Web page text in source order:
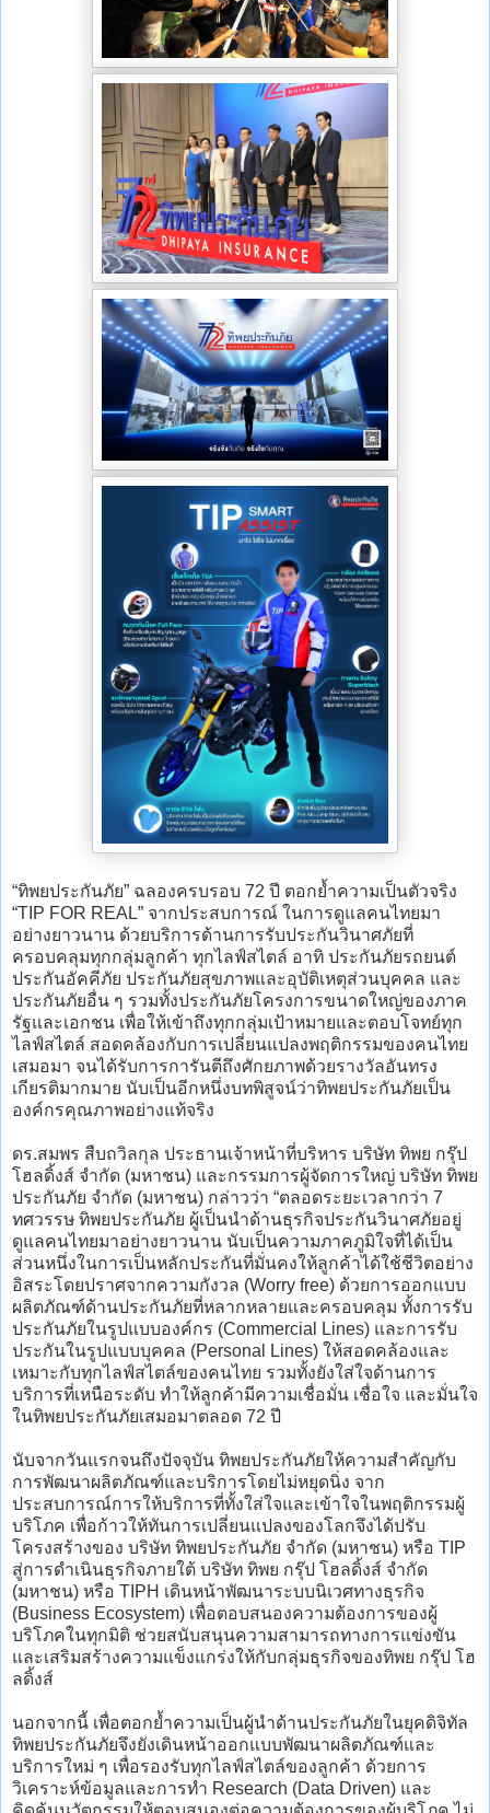
“ทิพยประกันภัย” ฉลองครบรอบ 72 ปี ตอกย้ำความเป็นตัวจริง
“TIP FOR REAL” จากประสบการณ์ ในการดูแลคนไทยมา
อย่างยาวนาน ด้วยบริการด้านการรับประกันวินาศภัยที่
ครอบคลุมทุกกลุ่มลูกค้า ทุกไลฟ์สไตล์ อาทิ ประกันภัยรถยนต์
ประกันอัคคีภัย ประกันภัยสุขภาพและอุบัติเหตุส่วนบุคคล และ
ประกันภัยอื่น ๆ รวมทั้งประกันภัยโครงการขนาดใหญ่ของภาค
รัฐและเอกชน เพื่อให้เข้าถึงทุกกลุ่มเป้าหมายและตอบโจทย์ทุก
ไลฟ์สไตล์ สอดคล้องกับการเปลี่ยนแปลงพฤติกรรมของคนไทย
เสมอมา จนได้รับการการันตีถึงศักยภาพด้วยรางวัลอันทรง
เกียรติมากมาย นับเป็นอีกหนึ่งบทพิสูจน์ว่าทิพยประกันภัยเป็น
องค์กรคุณภาพอย่างแท้จริง
ดร.สมพร สืบถวิลกุล ประธานเจ้าหน้าที่บริหาร บริษัท ทิพย กรุ๊ป
โฮลดิ้งส์ จำกัด (มหาชน) และกรรมการผู้จัดการใหญ่ บริษัท ทิพย
ประกันภัย จำกัด (มหาชน) กล่าวว่า “ตลอดระยะเวลากว่า 7
ทศวรรษ ทิพยประกันภัย ผู้เป็นนำด้านธุรกิจประกันวินาศภัยอยู่
ดูแลคนไทยมาอย่างยาวนาน นับเป็นความภาคภูมิใจที่ได้เป็น
ส่วนหนึ่งในการเป็นหลักประกันที่มั่นคงให้ลูกค้าได้ใช้ชีวิตอย่าง
อิสระโดยปราศจากความกังวล (Worry free) ด้วยการออกแบบ
ผลิตภัณฑ์ด้านประกันภัยที่หลากหลายและครอบคลุม ทั้งการรับ
ประกันภัยในรูปแบบองค์กร (Commercial Lines) และการรับ
ประกันในรูปแบบบุคคล (Personal Lines) ให้สอดคล้องและ
เหมาะกับทุกไลฟ์สไตล์ของคนไทย รวมทั้งยังใส่ใจด้านการ
บริการที่เหนือระดับ ทำให้ลูกค้ามีความเชื่อมั่น เชื่อใจ และมั่นใจ
ในทิพยประกันภัยเสมอมาตลอด 72 ปี
นับจากวันแรกจนถึงปัจจุบัน ทิพยประกันภัยให้ความสำคัญกับ
การพัฒนาผลิตภัณฑ์และบริการโดยไม่หยุดนิ่ง จาก
ประสบการณ์การให้บริการที่ทั้งใส่ใจและเข้าใจในพฤติกรรมผู้
บริโภค เพื่อก้าวให้ทันการเปลี่ยนแปลงของโลกจึงได้ปรับ
โครงสร้างของ บริษัท ทิพยประกันภัย จำกัด (มหาชน) หรือ TIP
สู่การดำเนินธุรกิจภายใต้ บริษัท ทิพย กรุ๊ป โฮลดิ้งส์ จำกัด
(มหาชน) หรือ TIPH เดินหน้าพัฒนาระบบนิเวศทางธุรกิจ
(Business Ecosystem) เพื่อตอบสนองความต้องการของผู้
บริโภคในทุกมิติ ช่วยสนับสนุนความสามารถทางการแข่งขัน
และเสริมสร้างความแข็งแกร่งให้กับกลุ่มธุรกิจของทิพย กรุ๊ป โฮ
ลดิ้งส์
นอกจากนี้ เพื่อตอกย้ำความเป็นผู้นำด้านประกันภัยในยุคดิจิทัล
ทิพยประกันภัยจึงยังเดินหน้าออกแบบพัฒนาผลิตภัณฑ์และ
บริการใหม่ ๆ เพื่อรองรับทุกไลฟ์สไตล์ของลูกค้า ด้วยการ
วิเคราะห์ข้อมูลและการทำ Research (Data Driven) และ